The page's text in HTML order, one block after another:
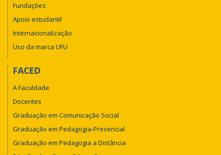
Fundações
Apoio estudantil
Internacionalização
Uso da marca UFU
FACED
A Faculdade
Docentes
Graduação em Comunicação Social
Graduação em Pedagogia-Presencial
Graduação em Pedagogia a Distância